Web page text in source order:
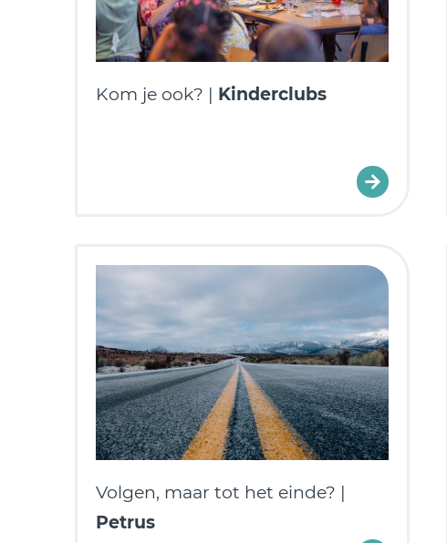
Kom je ook? | Kinderclubs
Volgen, maar tot het einde? |
Petrus